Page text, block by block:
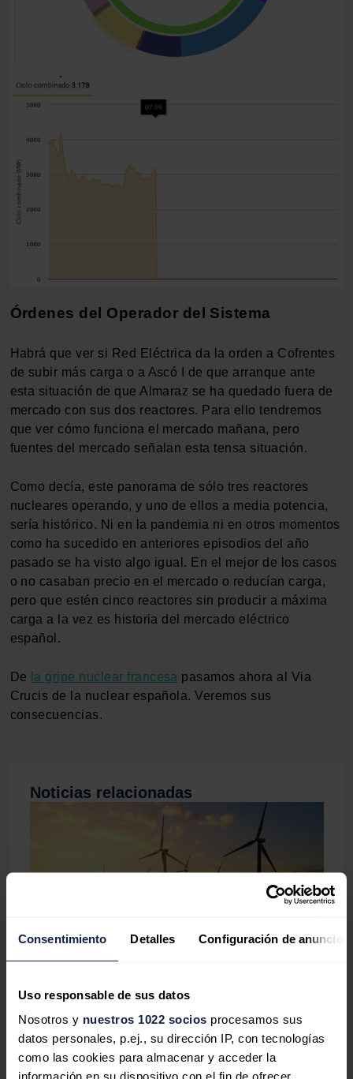
Consentimiento Detalles Configuración de anuncios
Uso responsable de sus datos
Nosotros y nuestros 1022 socios procesamos sus
datos personales, p.ej., su dirección IP, con tecnologías
como las cookies para almacenar y acceder la
información en su dispositivo con el fin de ofrecer
Órdenes del Operador del Sistema
Habrá que ver si Red Eléctrica da la orden a Cofrentes
de subir más carga o a Ascó I de que arranque ante
esta situación de que Almaraz se ha quedado fuera de
mercado con sus dos reactores. Para ello tendremos
que ver cómo funciona el mercado mañana, pero
fuentes del mercado señalan esta tensa situación.
Como decía, este panorama de sólo tres reactores
nucleares operando, y uno de ellos a media potencia,
sería histórico. Ni en la pandemia ni en otros momentos
como ha sucedido en anteriores episodios del año
pasado se ha visto algo igual. En el mejor de los casos
o no casaban precio en el mercado o reducían carga,
pero que estén cinco reactores sin producir a máxima
carga a la vez es historia del mercado eléctrico
español.
De la gripe nuclear francesa pasamos ahora al Via
Crucis de la nuclear española. Veremos sus
consecuencias.
Noticias relacionadas
La inversión energética en España
cambia de rumbo: las baterías y las
redes sustituyen al boom renovable
Sandra Acosta06/08/2026